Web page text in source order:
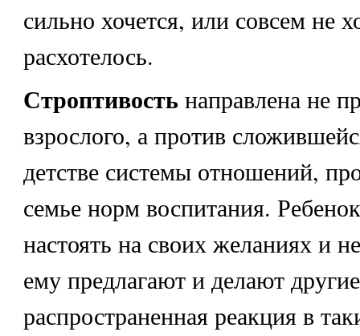
сильно хочется, или совсем не
расхотелось.
Строптивость направлена не
взрослого, а против
детстве системы отношений,
семье норм воспитания.
настоять на своих желаниях и
ему предлагают и делают
распространенная реакция в